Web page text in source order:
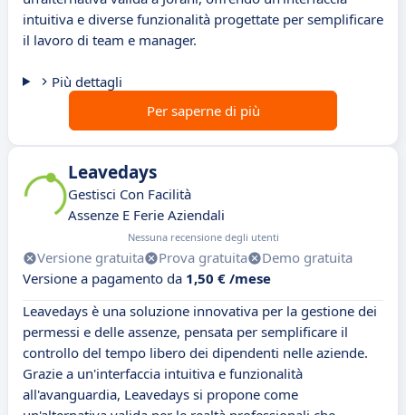
intuitiva e diverse funzionalità progettate per semplificare
il lavoro di team e manager.
Più dettagli
Per saperne di più
Leavedays
Gestisci Con Facilità
Assenze E Ferie Aziendali
Nessuna recensione degli utenti
Versione gratuita Prova gratuita
Demo gratuita
Versione a pagamento da 1,50 € /mese
Leavedays è una soluzione innovativa per la gestione dei
permessi e delle assenze, pensata per semplificare il
controllo del tempo libero dei dipendenti nelle aziende.
Grazie a un'interfaccia intuitiva e funzionalità
all'avanguardia, Leavedays si propone come